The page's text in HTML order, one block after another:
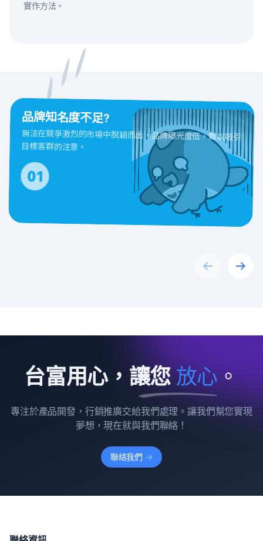
實作方法。
品牌知名度不足?
無法在競爭激烈的市場中脫穎而出，品牌曝光度低，難以吸引
目標客群的注意。
PreviousNext
台富用心，讓您放心。
專注於產品開發，行銷推廣交給我們處理。讓我們幫您實現
夢想，現在就與我們聯絡！
聯絡我們 ->